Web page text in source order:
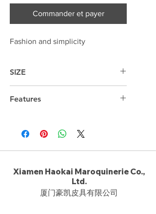
Commander et payer
Fashion and simplicity
SIZE
Features
Xiamen Haokai Maroquinerie Co.,
Ltd.
厦门豪凯皮具有限公司